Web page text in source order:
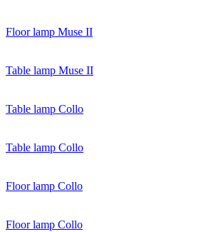
Floor lamp Muse II
Table lamp Muse II
Table lamp Collo
Table lamp Collo
Floor lamp Collo
Floor lamp Collo